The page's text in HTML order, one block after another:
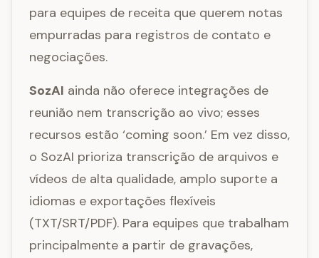
para equipes de receita que querem notas
empurradas para registros de contato e
negociações.
SozAI ainda não oferece integrações de
reunião nem transcrição ao vivo; esses
recursos estão ‘coming soon.’ Em vez disso,
o SozAI prioriza transcrição de arquivos e
vídeos de alta qualidade, amplo suporte a
idiomas e exportações flexíveis
(TXT/SRT/PDF). Para equipes que trabalham
principalmente a partir de gravações,